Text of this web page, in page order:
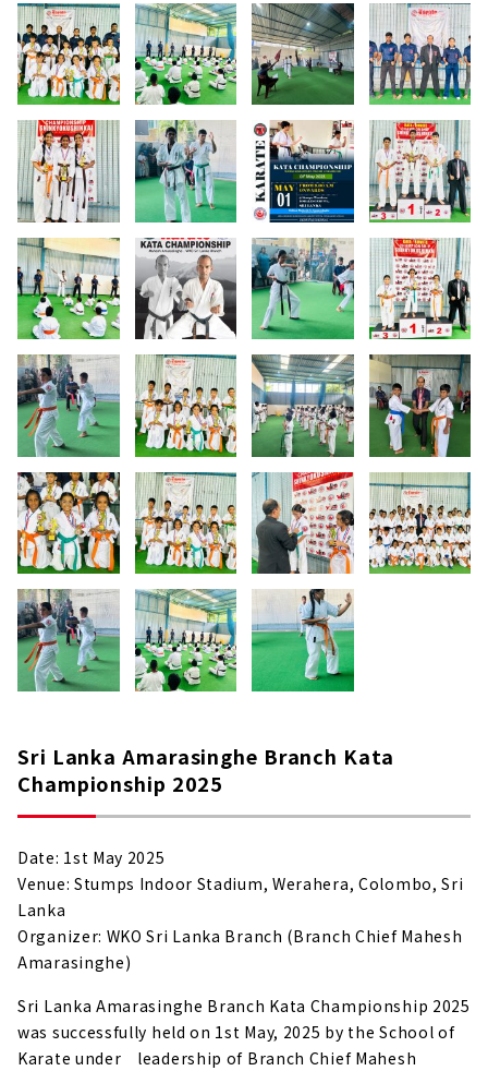
Sri Lanka Amarasinghe Branch Kata
Championship 2025
Date: 1st May 2025
Venue: Stumps Indoor Stadium, Werahera, Colombo, Sri
Lanka
Organizer: WKO Sri Lanka Branch (Branch Chief Mahesh
Amarasinghe)
Sri Lanka Amarasinghe Branch Kata Championship 2025
was successfully held on 1st May, 2025 by the School of
Karate under leadership of Branch Chief Mahesh